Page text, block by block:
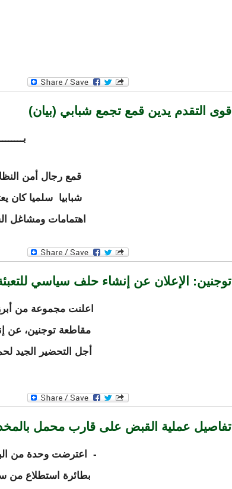
قوى التقدم يدين قمع تجمع شبابي (بيان)
شبابيا سلميا كان
اهتمامات ومشاغل
توجنين: الإعلان عن إنشاء حلف سياسي
اعلنت مجموعة من
مقاطعة توجنين، عن
أجل التحضير الجيد
تفاصيل عملية القبض على قارب محمل
-
اعترضت وحدة من
بطائرة استطلاع من